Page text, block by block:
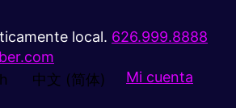
local. 626.999.8888
中文 (简体)
Mi cuenta